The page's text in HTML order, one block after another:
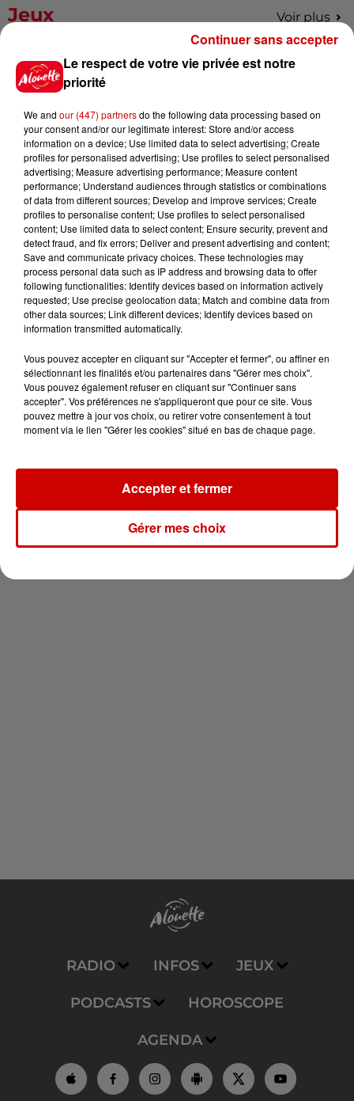
Jeux Voir plus
Gagnez vos places pour
l'événement Ride the Show à
Gagnez vos places pour le
festival Marché Gourmand 2026
à Coulon !
Le Duel - Gagnez vos entrées
pour l'un des zoos de nos
régions !
Destination Vacances - Gagnez
votre séjour en famille au cœur
de la...
Newsletter
RADIO INFOS JEUX
PODCASTS HOROSCOPE
AGENDA
Le respect de votre vie privée est notre
priorité
We and our (447) partnersdo the following data processing based on
your consent and/or our legitimate interest: Store and/or access
information on a device; Use limited data to select advertising; Create
profiles for personalised advertising; Use profiles to select personalised
advertising; Measure advertising performance; Measure content
performance; Understand audiences through statistics or combinations
of data from different sources; Develop and improve services; Create
profiles to personalise content; Use profiles to select personalised
content; Use limited data to select content; Ensure security, prevent and
detect fraud, and fix errors; Deliver and present advertising and content;
Save and communicate privacy choices. These technologies may
process personal data such as IP address and browsing data to offer
following functionalities: Identify devices based on information actively
requested; Use precise geolocation data; Match and combine data from
other data sources; Link different devices; Identify devices based on
information transmitted automatically.
Vous pouvez accepter en cliquant sur "Accepter et fermer", ou affiner en
sélectionnant les finalités et/ou partenaires dans "Gérer mes choix".
Vous pouvez également refuser en cliquant sur "Continuer sans
accepter". Vos préférences ne s'appliqueront que pour ce site. Vous
pouvez mettre à jour vos choix, ou retirer votre consentement à tout
moment via le lien "Gérer les cookies" situé en bas de chaque page.
Gérer mes choix
Accepter et fermer
Continuer sans accepter